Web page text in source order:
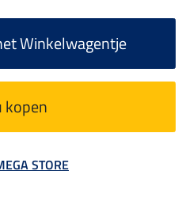
Winkelwagentje
kopen
STORE